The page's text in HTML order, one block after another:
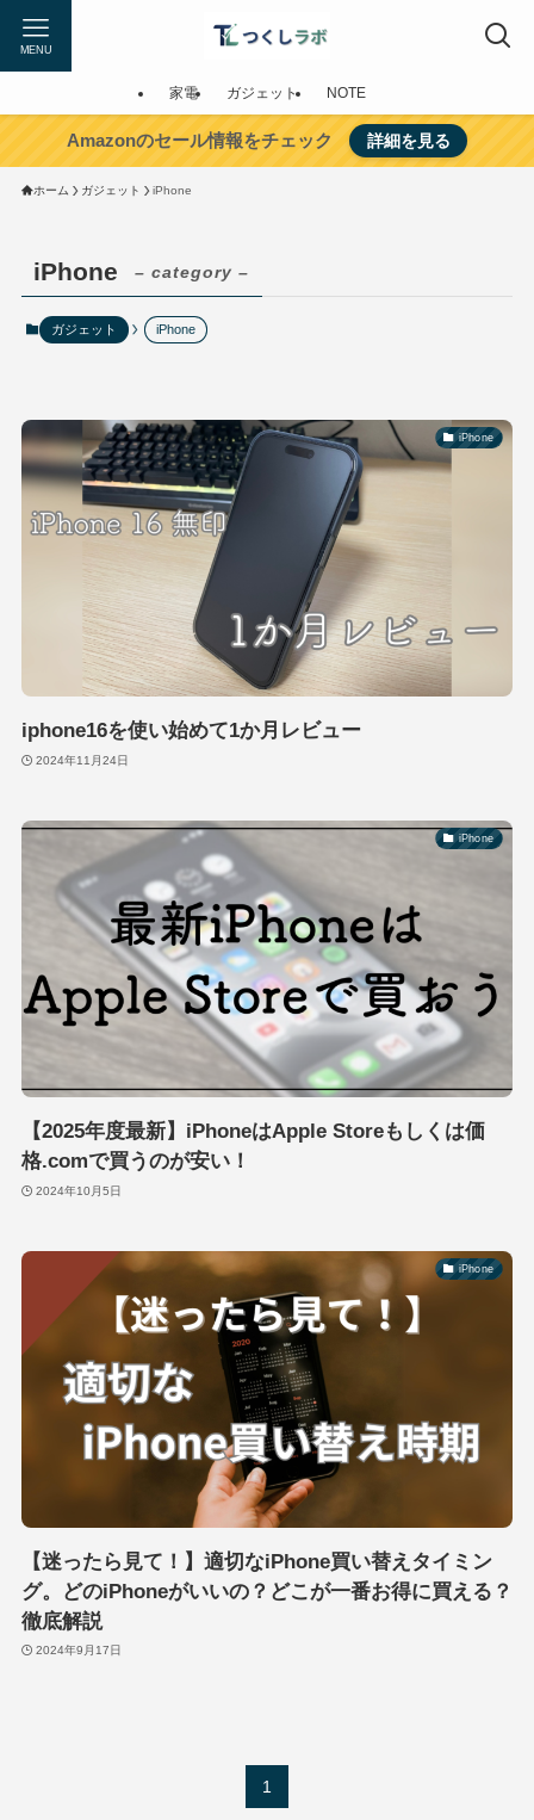
MENU
家電 ガジェット NOTE
Amazonのセール情報をチェック 詳細を見る
ホーム ガジェット iPhone
iPhone – category –
ガジェット iPhone
iPhone
iphone16を使い始めて1か月レビュー
2024年11月24日
iPhone
【2025年度最新】iPhoneはApple Storeもしくは価
格.comで買うのが安い！
2024年10月5日
iPhone
【迷ったら見て！】適切なiPhone買い替えタイミン
グ。どのiPhoneがいいの？どこが一番お得に買える？
徹底解説
2024年9月17日
1